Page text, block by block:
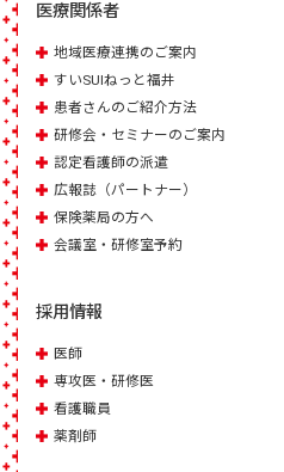
医療関係者
地域医療連携のご案内
すいSUIねっと福井
患者さんのご紹介方法
研修会・セミナーのご案内
認定看護師の派遣
広報誌（パートナー）
保険薬局の方へ
会議室・研修室予約
採用情報
医師
専攻医・研修医
看護職員
薬剤師